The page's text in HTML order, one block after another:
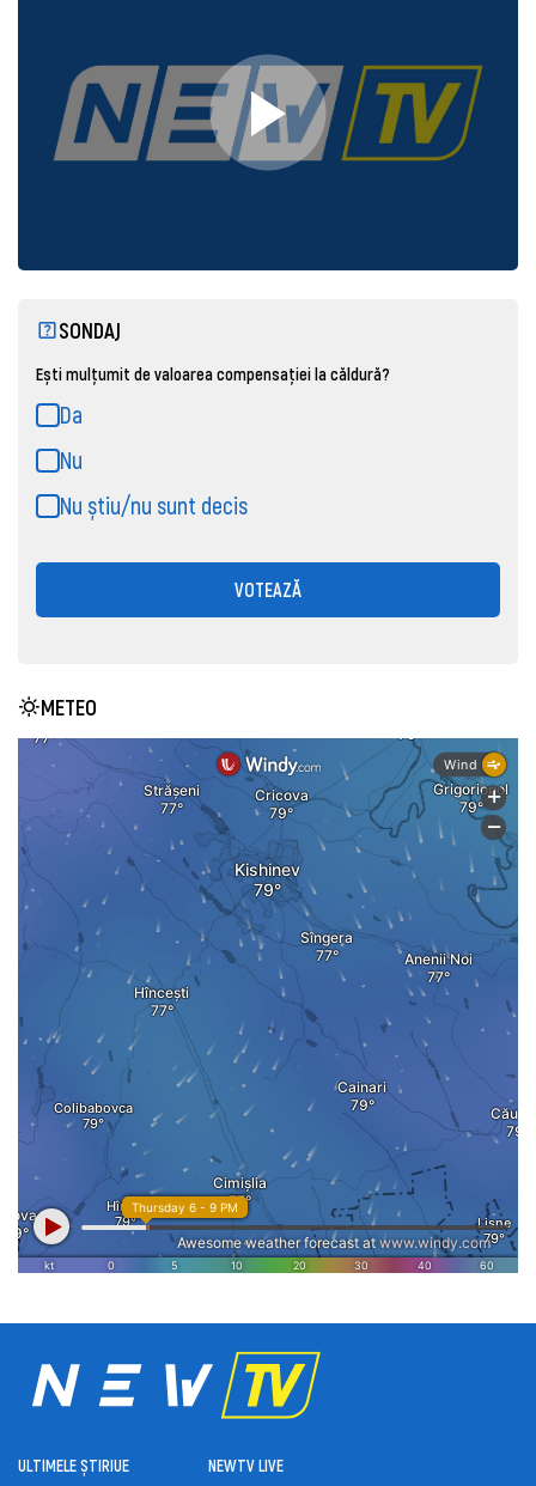
SONDAJ
Ești mulțumit de valoarea compensației la căldură?
Da
Nu
Nu știu/nu sunt decis
VOTEAZĂ
METEO
ULTIMELE ȘTIRIUE
NEWTV LIVE